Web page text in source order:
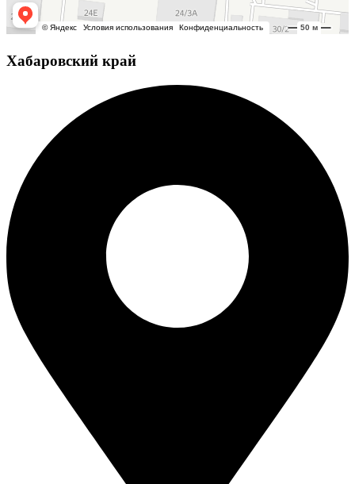
Хабаровский край